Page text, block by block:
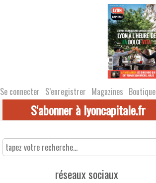
Se connecter S’enregistrer Magazines Boutique
S'abonner à lyoncapitale.fr
réseaux sociaux